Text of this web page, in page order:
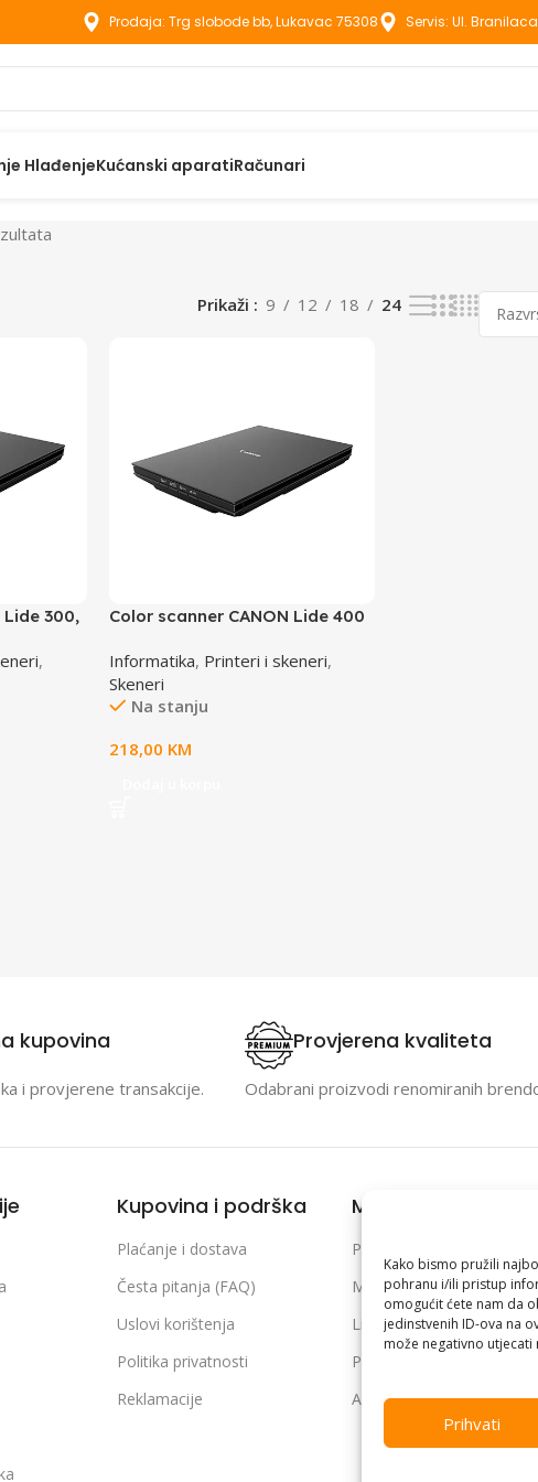
Kako bismo pružili
pohranu i/ili pristup
omogućit ćete nam da
jedinstvenih ID-ova na
može negativno utjecati
Prihvati
Prodaja: Trg slobode bb, Lukavac 75308 Servis: Ul.
HlađenjeKućanski aparatiRačunari
Prikaži 9 12 18 24
Lide 300,
,
Color scanner CANON Lide 400
type-C. cloud
Informatika, Printeri i skeneri,
Skeneri
Na stanju
218,00 KM
kupovina
i provjerene transakcije.
Provjerena kvaliteta
Odabrani proizvodi renomiranih
Kupovina i podrška
Plaćanje i dostava
Česta pitanja (FAQ)
Uslovi korištenja
Politika privatnosti
Reklamacije
Moj račun
Prijava / Registracija
Moje narudžbe
Lista želja
Poređenje proizvoda
Adrese i podaci profila